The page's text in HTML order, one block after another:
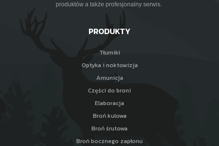
produktów a także profesjonalny serwis.
PRODUKTY
Tłumiki
Optyka i noktowizja
Amunicja
Części do broni
Elaboracja
Broń kulowa
Broń śrutowa
Broń bocznego zapłonu